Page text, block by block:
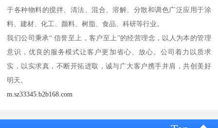
于各种物料的搅拌、清法、混合、溶解、分散和调色广泛应用于涂
料、建材、化工、颜料、树脂、食品、科研等行业。
我们公司秉承“ 信誉至上，客户至上”的经营理念，以人为本的管理
意识，优良的服务模式让客户更加省心、放心。公司着力以质求
实，以实求真，不断开拓进取，诚与广大客户携手并肩，共创美好
明天。
m.sz33345.b2b168.com